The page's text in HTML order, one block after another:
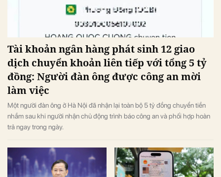
Tài khoản ngân hàng phát sinh 12 giao
dịch chuyển khoản liên tiếp với tổng 5 tỷ
đồng: Người đàn ông được công an mời
làm việc
Một người đàn ông ở Hà Nội đã nhận lại toàn bộ 5 tỷ đồng chuyển tiền
nhầm sau khi người nhận chủ động trình báo công an và phối hợp hoàn
trả ngay trong ngày.